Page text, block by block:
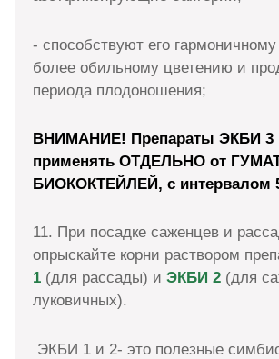
- способствуют его
более обильному цветению и
периода плодоношения;
ВНИМАНИЕ! Препараты ЭКБИ 3
применять ОТДЕЛЬНО от
БИОКОКТЕЙЛЕЙ, с интервалом
11. При посадке саженцев и
опрыскайте корни раствором
1 (для рассады) и ЭКБИ 2 (для
луковичных).
ЭКБИ 1 и 2- это полезные